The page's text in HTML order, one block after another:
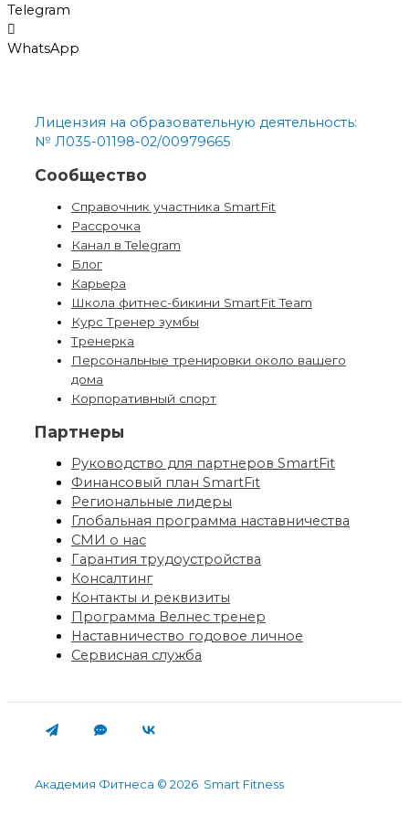
Telegram
WhatsApp
Лицензия на образовательную деятельность:
№ Л035-01198-02/00979665
Сообщество
Справочник участника SmartFit
Рассрочка
Канал в Telegram
Блог
Карьера
Школа фитнес-бикини SmartFit Team
Курс Тренер зумбы
Тренерка
Персональные тренировки около вашего
дома
Корпоративный спорт
Партнеры
Руководство для партнеров SmartFit
Финансовый план SmartFit
Региональные лидеры
Глобальная программа наставничества
СМИ о нас
Гарантия трудоустройства
Консалтинг
Контакты и реквизиты
Программа Велнес тренер
Наставничество годовое личное
Сервисная служба
Академия Фитнеса © 2026 Smart Fitness